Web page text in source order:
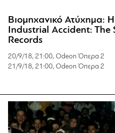
Βιομηχανικό Ατύχημα:
Industrial Accident: The
Records
20/9/18, 21:00, Odeon Όπερα 2
21/9/18, 21:00, Odeon Όπερα 2